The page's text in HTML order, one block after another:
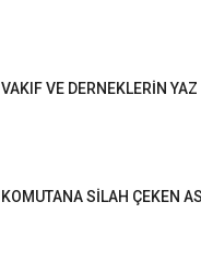
VAKIF VE DERNEKLERİN YAZ
KOMUTANA SİLAH ÇEKEN